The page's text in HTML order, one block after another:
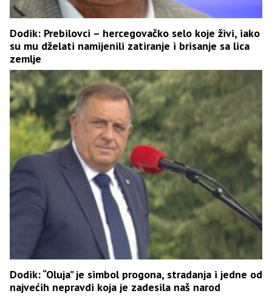
Dodik: Prebilovci – hercegovačko selo koje živi, iako
su mu dželati namijenili zatiranje i brisanje sa lica
zemlje
Dodik: “Oluja” je simbol progona, stradanja i jedne od
najvećih nepravdi koja je zadesila naš narod